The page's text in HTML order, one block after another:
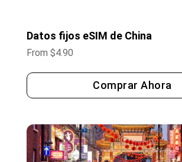
Datos fijos eSIM de China
From $4.90
Comprar Ahora